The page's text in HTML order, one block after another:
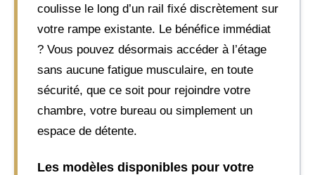
coulisse le long d’un rail fixé discrètement sur
votre rampe existante. Le bénéfice immédiat
? Vous pouvez désormais accéder à l’étage
sans aucune fatigue musculaire, en toute
sécurité, que ce soit pour rejoindre votre
chambre, votre bureau ou simplement un
espace de détente.
Les modèles disponibles pour votre